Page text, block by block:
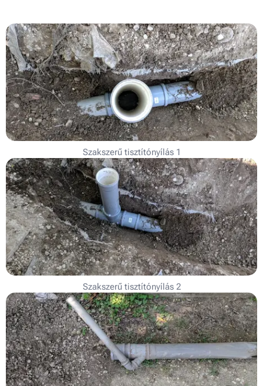
Szakszerű tisztítónyílás 1
Szakszerű tisztítónyílás 2